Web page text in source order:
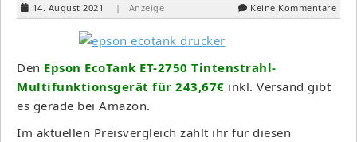
14. August 2021 | Anzeige Keine Kommentare
Den Epson EcoTank ET-2750 Tintenstrahl-
Multifunktionsgerät für 243,67€ inkl. Versand gibt
es gerade bei Amazon.
Im aktuellen Preisvergleich zahlt ihr für diesen